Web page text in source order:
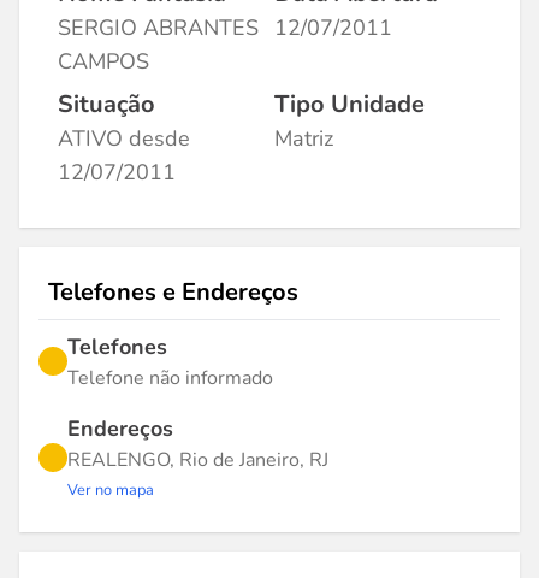
SERGIO ABRANTES
CAMPOS
12/07/2011
Situação
ATIVO desde
12/07/2011
Tipo Unidade
Matriz
Telefones e Endereços
Telefones
Telefone não informado
Endereços
REALENGO, Rio de Janeiro, RJ
Ver no mapa